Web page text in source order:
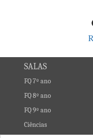
SALAS
FQ 7º ano
FQ 8º ano
FQ 9º ano
Ciências